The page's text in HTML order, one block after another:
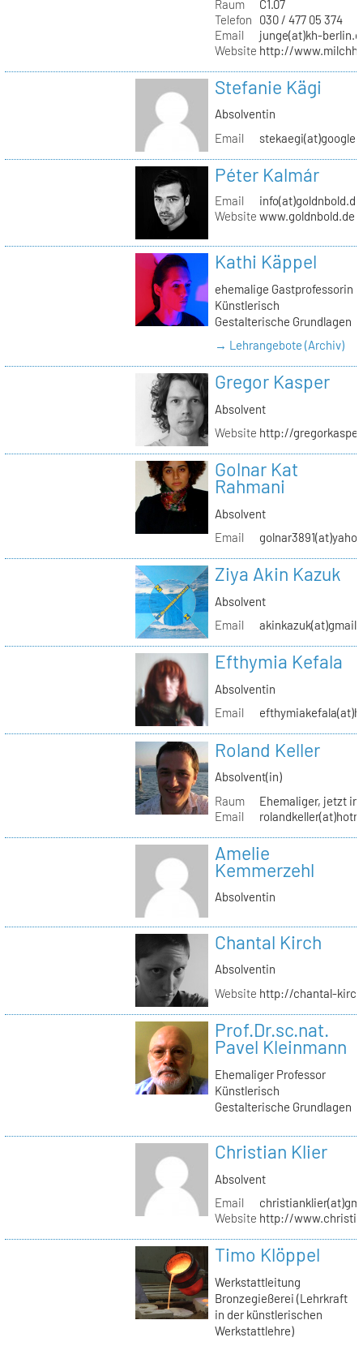
Raum
C1.07
Telefon
030 / 477 05 374
Email
junge(at)kh-
Website http://
Stefanie Kägi
Absolventin
Email
Péter Kalmár
Email
info(at)goldnbold.de
Website www.goldnbold.de
Kathi Käppel
ehemalige Gastprofessorin
Künstlerisch
Gestalterische Grundlagen
→ Lehrangebote (Archiv)
Gregor Kasper
Absolvent
Website http://
Golnar Kat
Rahmani
Absolvent
Email
Ziya Akin Kazuk
Absolvent
Email
Efthymia Kefala
Absolventin
Email
Roland Keller
Absolvent(in)
Raum
Ehemaliger, jetzt in
Email
Amelie
Kemmerzehl
Absolventin
Chantal Kirch
Absolventin
Website http://chantal-
Prof.Dr.sc.nat.
Pavel Kleinmann
Ehemaliger Professor
Künstlerisch
Gestalterische Grundlagen
Christian Klier
Absolvent
Email
Website http://
Timo Klöppel
Werkstattleitung
Bronzegießerei (Lehrkraft
in der künstlerischen
Werkstattlehre)